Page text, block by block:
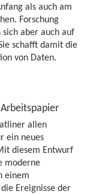
als auch am
Forschung
aber auch auf
schafft damit die
von Daten.
allen
ein neues
diesem Entwurf
moderne
einem
Ereignisse der